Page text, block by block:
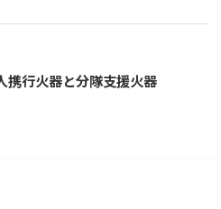
携行火器と分隊支援火器